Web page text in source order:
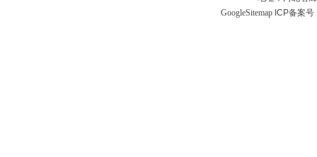
GoogleSitemap ICP备案号